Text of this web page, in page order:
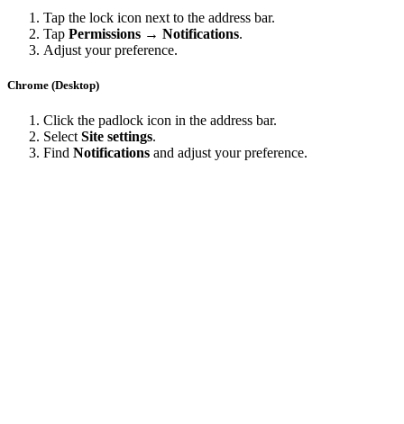
Tap the lock icon next to the address bar.
Tap Permissions → Notifications.
Adjust your preference.
Chrome (Desktop)
Click the padlock icon in the address bar.
Select Site settings.
Find Notifications and adjust your preference.